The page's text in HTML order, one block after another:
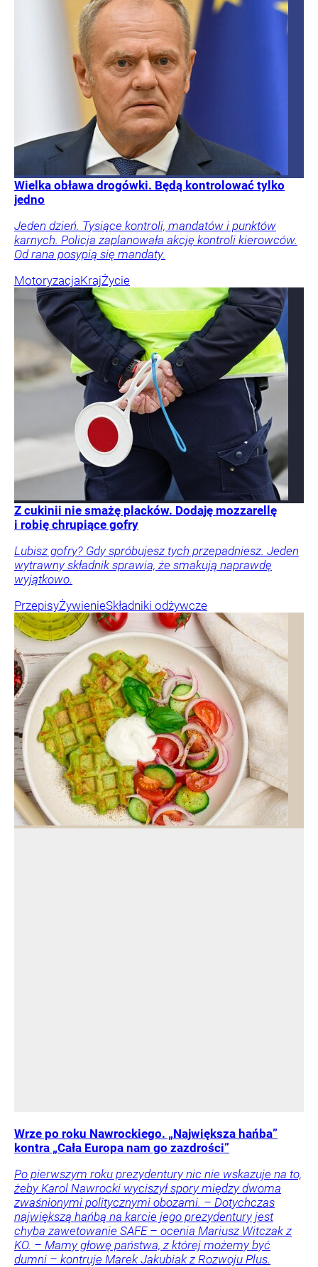
Wielka obława drogówki. Będą kontrolować tylko
jedno
Jeden dzień. Tysiące kontroli, mandatów i punktów
karnych. Policja zaplanowała akcję kontroli kierowców.
Od rana posypią się mandaty.
MotoryzacjaKrajŻycie
Z cukinii nie smażę placków. Dodaję mozzarellę
i robię chrupiące gofry
Lubisz gofry? Gdy spróbujesz tych przepadniesz. Jeden
wytrawny składnik sprawia, że smakują naprawdę
wyjątkowo.
PrzepisyŻywienieSkładniki odżywcze
Wrze po roku Nawrockiego. „Największa hańba”
kontra „Cała Europa nam go zazdrości”
Po pierwszym roku prezydentury nic nie wskazuje na to,
żeby Karol Nawrocki wyciszył spory między dwoma
zwaśnionymi politycznymi obozami. – Dotychczas
największą hańbą na karcie jego prezydentury jest
chyba zawetowanie SAFE – ocenia Mariusz Witczak z
KO. – Mamy głowę państwa, z której możemy być
dumni – kontruje Marek Jakubiak z Rozwoju Plus.